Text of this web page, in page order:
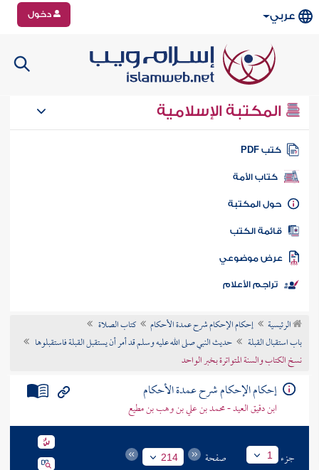
عربي دخول
المكتبة الإسلامية
كتب PDF
كتاب الأمة
المكتبة
الكتب
موضوعي
تراجم الأعلام
الرئيسية إحكام الإحكام شرح عمدة الأحكام
كتاب الصلاة
باب استقبال القبلة
حديث النبي صلى الله عليه وسلم قد أمر أن يستقبل القبلة فاستقبلوها
نسخ الكتاب والسنة المتواترة بخبر الواحد
إحكام الإحكام شرح عمدة الأحكام
ابن دقيق العيد - محمد بن علي بن وهب بن مطيع
جزء 1 صفحة 214